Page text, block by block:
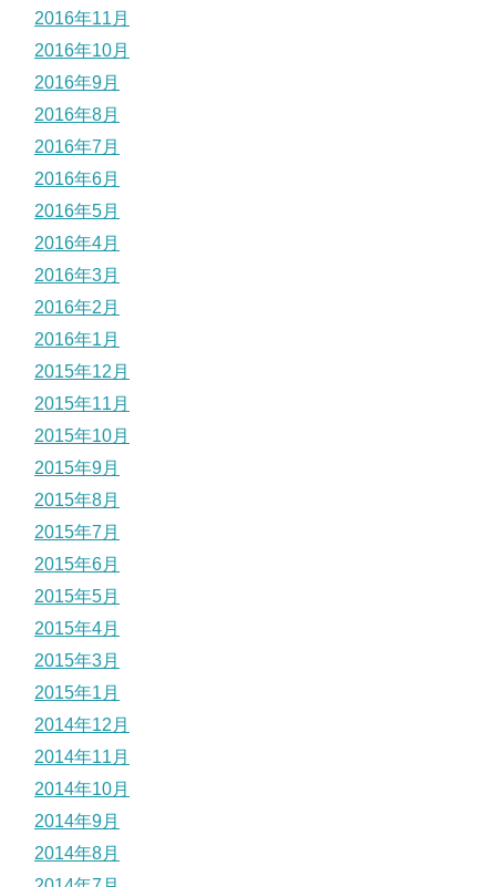
2016年11月
2016年10月
2016年9月
2016年8月
2016年7月
2016年6月
2016年5月
2016年4月
2016年3月
2016年2月
2016年1月
2015年12月
2015年11月
2015年10月
2015年9月
2015年8月
2015年7月
2015年6月
2015年5月
2015年4月
2015年3月
2015年1月
2014年12月
2014年11月
2014年10月
2014年9月
2014年8月